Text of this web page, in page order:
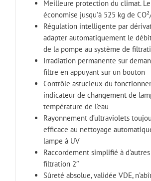
Meilleure protection du climat.
économise jusqu’à 525 kg de
Régulation intelligente par
adapter automatiquement le
de la pompe au système de
Irradiation permanente sur
filtre en appuyant sur un bouton
Contrôle astucieux du
indicateur de changement de
température de l’eau
Rayonnement d’ultraviolets
efficace au nettoyage
lampe à UV
Raccordement simplifié à
filtration 2″
Sûreté absolue, validée VDE,